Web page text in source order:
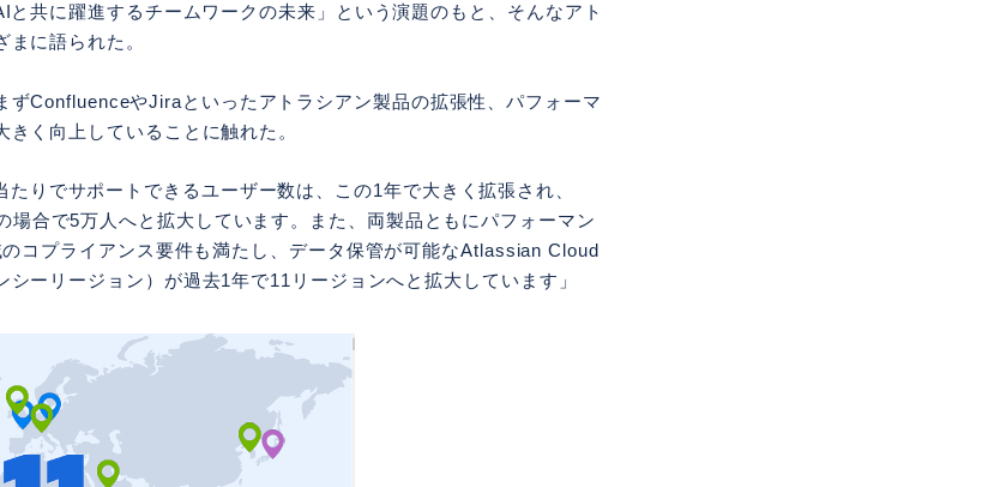
と共に躍進するチームワークの未来」という演題のもと、そんなアト
に語られた。
ずConfluenceやJiraといったアトラシアン製品の拡張性、パフォーマ
く向上していることに触れた。
たりでサポートできるユーザー数は、この1年で大きく拡張され、
合で5万人へと拡大しています。また、両製品ともにパフォーマン
コプライアンス要件も満たし、データ保管が可能なAtlassian Cloud
ーリージョン）が過去1年で11リージョンへと拡大しています」